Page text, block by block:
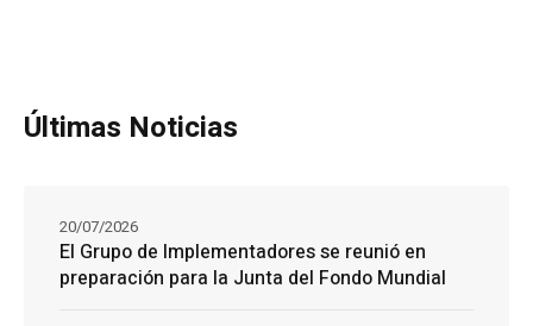
Últimas Noticias
El Grupo de Implementadores se reunió en
preparación para la Junta del Fondo Mundial
20/07/2026